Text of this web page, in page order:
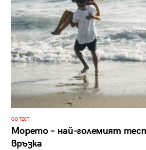
GO ТЕСТ
Морето – най-големият
връзка